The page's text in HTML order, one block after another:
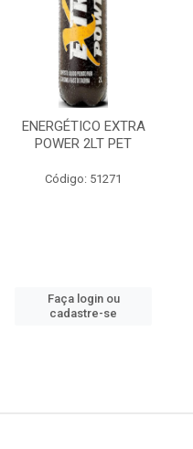
ENERGÉTICO EXTRA
POWER 2LT PET
Código: 51271
Faça login ou
cadastre-se